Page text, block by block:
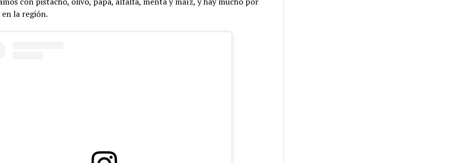
la región.